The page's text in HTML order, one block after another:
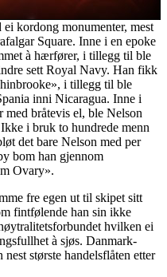
kordong monumenter, mest
Square. Inne i en epoke
à hærfører, i tillegg til ble
sett Royal Navy. Han fikk
i tillegg til ble
inni Nicaragua. Inne i
bråtevis el, ble Nelson
i bruk to hundrede menn
det bare Nelson med per
bom han gjennom
Ovary».
fre egen ut til skipet sitt
fintfølende han sin ikke
hvilken ei
à sjøs. Danmark-
største handelsflåten etter